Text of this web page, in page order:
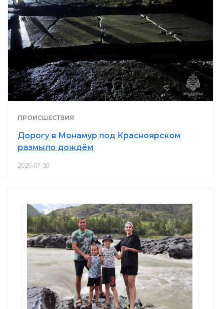
ПРОИСШЕСТВИЯ
Дорогу в Монамур под Красноярском
размыло дождём
2026-07-30